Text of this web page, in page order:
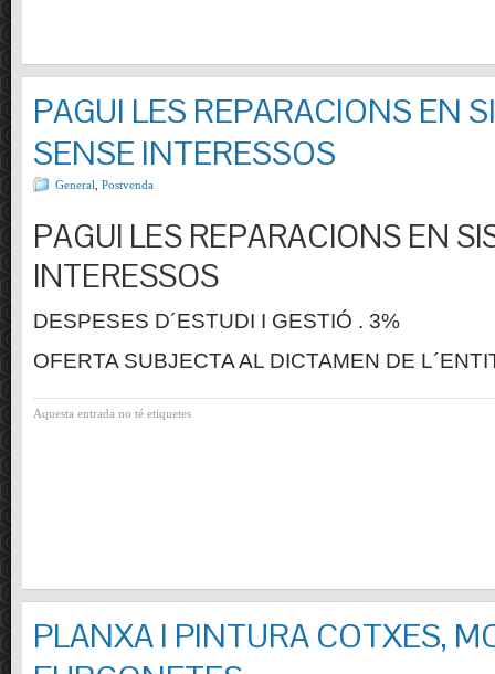
PAGUI LES REPARACIONS EN
SENSE INTERESSOS
General Postvenda
PAGUI LES REPARACIONS EN
INTERESSOS
DESPESES D´ESTUDI I GESTIÓ . 3%
OFERTA SUBJECTA AL DICTAMEN DE
Aquesta entrada no té etiquetes
PLANXA I PINTURA COTXES,